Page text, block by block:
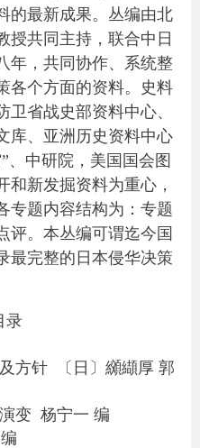
的最新成果。丛编由北
授共同主持，联合中日
年，共同协作、系统整
各个方面的资料。史料
省战史部资料中心、
库、亚洲历史资料中心
、中研院，美国国会图
和新发掘资料为重心，
专题内容结构为：专题
评。本丛编可谓迄今国
最完整的日本侵华决策
录
方针 〔日〕纐纈厚 郭
变 杨宁一 编